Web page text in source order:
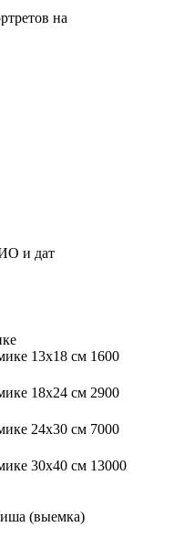
на
и дат
13х18 см 1600
18х24 см 2900
24х30 см 7000
30х40 см 13000
(выемка)